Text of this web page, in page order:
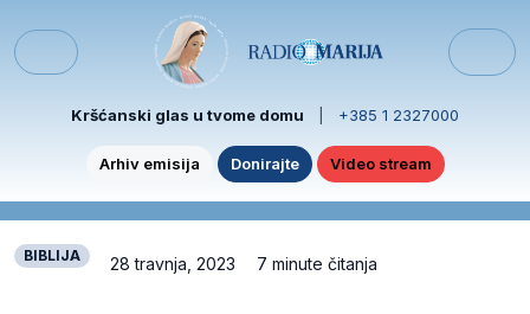
Menu
Kršćanski glas u tvome domu +385 1 2327000
Arhiv emisija Donirajte Video stream
BIBLIJA 28 travnja, 2023 7 minute čitanja